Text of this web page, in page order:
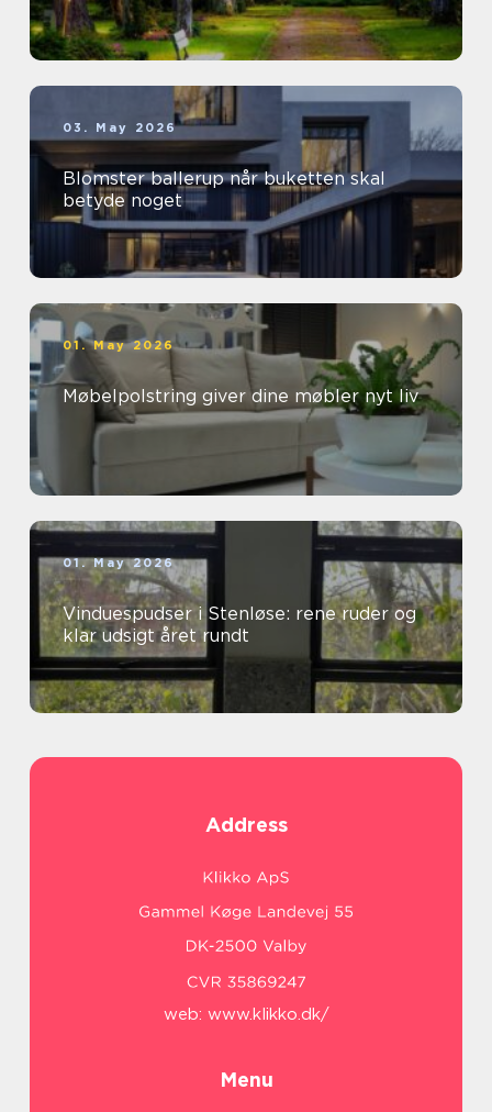
03. May 2026
Blomster ballerup når buketten skal
betyde noget
01. May 2026
Møbelpolstring giver dine møbler nyt liv
01. May 2026
Vinduespudser i Stenløse: rene ruder og
klar udsigt året rundt
Address
web: www.klikko.dk/
Menu